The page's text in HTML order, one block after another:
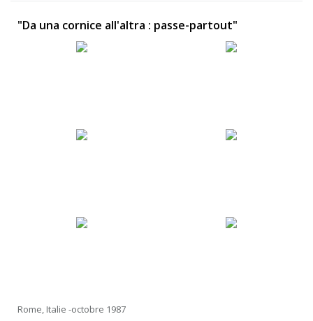
"Da una cornice all'altra : passe-partout"
Rome, Italie -octobre 1987